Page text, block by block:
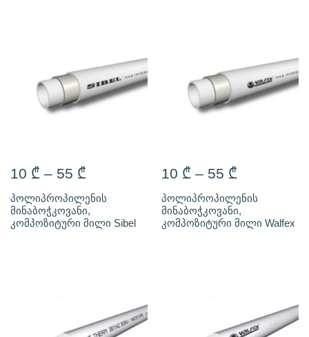
10 ₾ – 55 ₾
პოლიპროპილენის
მინაბოჭკოვანი,
კომპოზიტური მილი Sibel
10 ₾ – 55 ₾
პოლიპროპილენის
მინაბოჭკოვანი,
კომპოზიტური მილი Walfex